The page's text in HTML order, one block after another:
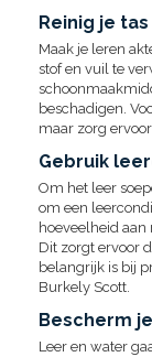
Reinig je
Maak je leren
stof en vuil te
beschadigen.
maar zorg
Gebruik
Om het leer
om een
hoeveelheid aan
Dit zorgt ervoor
belangrijk is bij
Burkely Scott.
Bescherm
Leer en water